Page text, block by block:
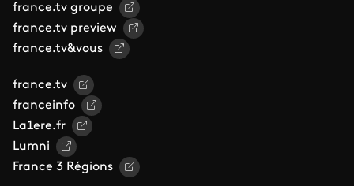
france.tv groupe
france.tv preview
france.tv&vous
france.tv
franceinfo
La1ere.fr
Lumni
France 3 Régions